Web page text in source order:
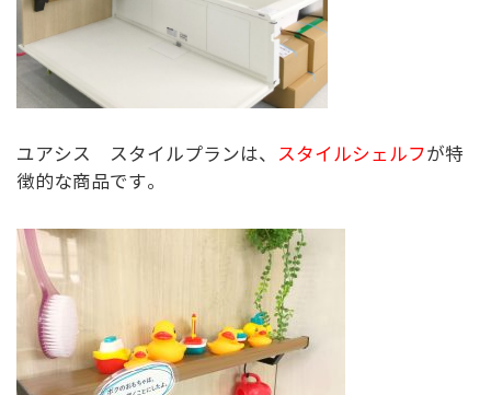
ユアシス スタイルプランは、 スタイルシェルフが特
徴的な商品です。